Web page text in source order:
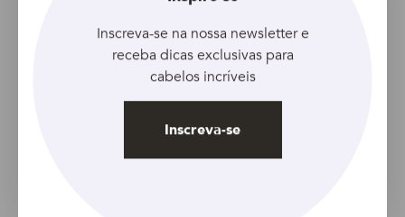
Inscreva-se na nossa newsletter e
receba dicas exclusivas para
cabelos incríveis
Inscreva-se